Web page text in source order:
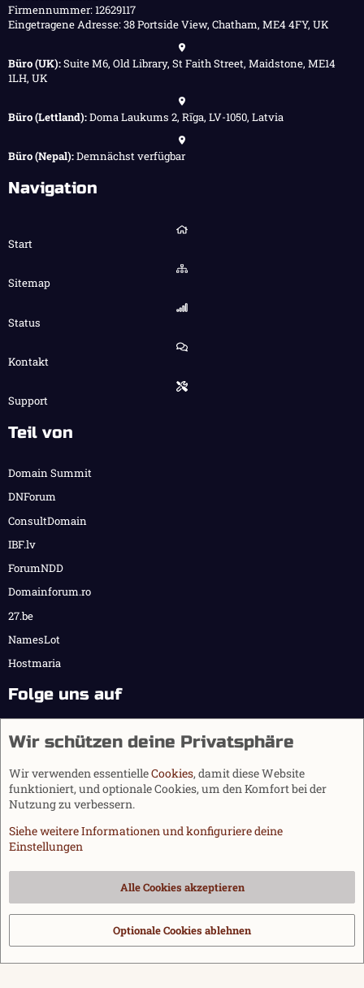
Firmennummer: 12629117
Eingetragene Adresse: 38 Portside View, Chatham, ME4 4FY, UK
Büro (UK):Suite M6, Old Library, St Faith Street, Maidstone, ME14
1LH, UK
Büro (Lettland):Doma Laukums 2, Rīga, LV-1050, Latvia
Büro (Nepal):Demnächst verfügbar
Navigation
Start
Sitemap
Status
Kontakt
Support
Teil von
Domain Summit
DNForum
ConsultDomain
IBF.lv
ForumNDD
Domainforum.ro
27.be
NamesLot
Hostmaria
Folge uns auf
Cookies
Datenschutz
Hilfe und Impressum
Start
S
Community platform by XenForo® © 2010-2026 XenForo Ltd.
via s9e/MediaSites
Wir schützen deine Privatsphäre
Wir verwenden essentielleCookies, damit diese Website
funktioniert, und optionale Cookies, um den Komfort bei der
Nutzung zu verbessern.
Siehe weitere Informationen und konfiguriere deine
Einstellungen
Alle Cookies akzeptieren
Optionale Cookies ablehnen